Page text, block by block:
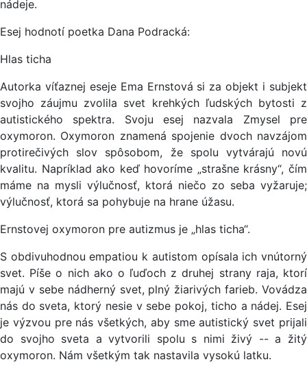
nádeje.
Esej hodnotí poetka Dana Podracká:
Hlas ticha
Autorka víťaznej eseje Ema Ernstová si za objekt i subjekt
svojho záujmu zvolila svet krehkých ľudských bytosti z
autistického spektra. Svoju esej nazvala Zmysel pre
oxymoron. Oxymoron znamená spojenie dvoch navzájom
protirečivých slov spôsobom, že spolu vytvárajú novú
kvalitu. Napríklad ako keď hovoríme „strašne krásny“, čím
máme na mysli výlučnosť, ktorá niečo zo seba vyžaruje;
výlučnosť, ktorá sa pohybuje na hrane úžasu.
Ernstovej oxymoron pre autizmus je „hlas ticha“.
S obdivuhodnou empatiou k autistom opísala ich vnútorný
svet. Píše o nich ako o ľuďoch z druhej strany raja, ktorí
majú v sebe nádherný svet, plný žiarivých farieb. Vovádza
nás do sveta, ktorý nesie v sebe pokoj, ticho a nádej. Esej
je výzvou pre nás všetkých, aby sme autistický svet prijali
do svojho sveta a vytvorili spolu s nimi živý -- a žitý
oxymoron. Nám všetkým tak nastavila vysokú latku.